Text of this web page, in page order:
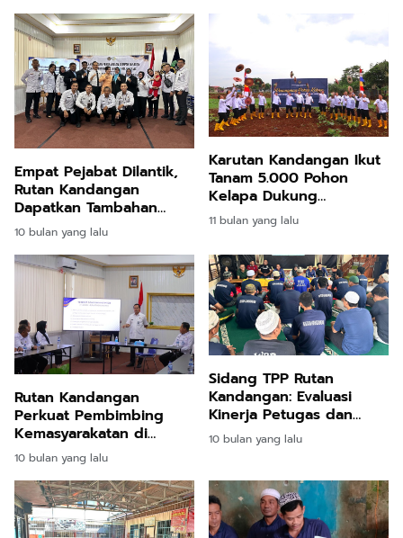
Empat Pejabat Dilantik,
Rutan Kandangan
Dapatkan Tambahan
Kekuatan Baru
10 bulan yang lalu
Karutan Kandangan Ikut
Tanam 5.000 Pohon
Kelapa Dukung
Ketahanan Pangan
11 bulan yang lalu
Rutan Kandangan
Perkuat Pembimbing
Kemasyarakatan di
Ditjenpas Kalsel
10 bulan yang lalu
Sidang TPP Rutan
Kandangan: Evaluasi
Kinerja Petugas dan
Penguatan Program
Pembinaan
10 bulan yang lalu